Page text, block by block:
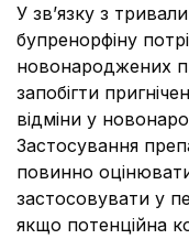
У зв’язку з
бупренорфіну
новонароджених
запобігти
відміни у
Застосування
повинно
застосовувати у
якщо потенційна